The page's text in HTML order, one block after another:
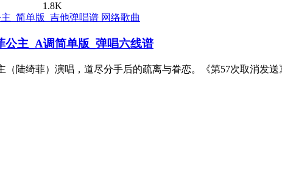
1.8K
网络歌曲
公主_A调简单版_弹唱六线谱
（陆绮菲）演唱，道尽分手后的疏离与眷恋。《第57次取消发